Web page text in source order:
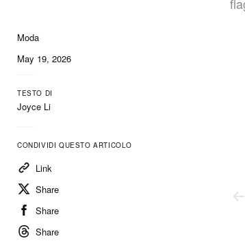
Moda
May 19, 2026
TESTO DI
Joyce Li
CONDIVIDI QUESTO ARTICOLO
Link
Share
Share
Share